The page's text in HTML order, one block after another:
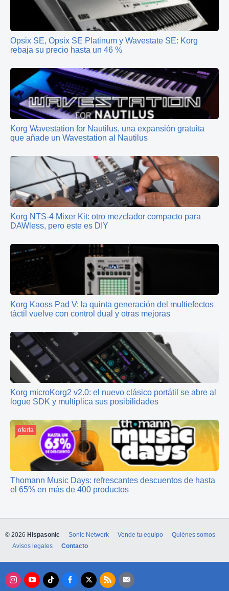
Opsix SE, Opsix SE Platinum y Wavestate SE: Korg
rebaja su precio hasta un 46 %
Korg Wavestation for Nautilus, una expansión gratuita
que añade un Wavestation al Nautilus
Korg NTS-4 Mixer Kit: otro mezclador compacto para
DAWless, pero este es DIY
Korg Kaoss Pad V: la quinta generación del multiefectos
táctil vuelve con control dual y otras mejoras
Korg microKorg2 v2.0: el nuevo clásico portátil se abre al
logue SDK y multiplica sus posibilidades
oferta
Thomann Music Days: refrescantes descuentos de hasta
el 65% en más de 400 productos
© 2026 Hispasonic Sonic Network Vende tu equipo
Quiénes somos
Avisos legales
Contacto